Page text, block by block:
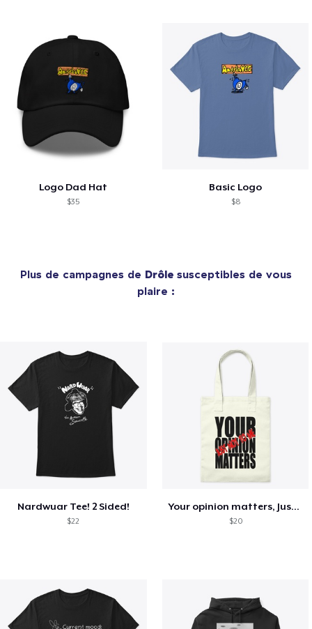
Logo Dad Hat
$35
Basic Logo
$8
Plus de campagnes de Drôle susceptibles de vous
plaire :
Nardwuar Tee! 2 Sided!
$22
Your opinion matters, Just not to me!
$20